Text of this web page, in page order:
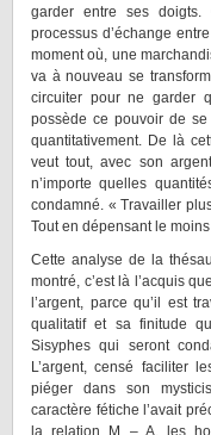
garder entre ses
processus d’échange
moment où, une
va à nouveau se
circuiter pour ne garder
possède ce pouvoir de
quantitativement. De là
veut tout, avec son
n’importe quelles
condamné. « Travailler
Tout en dépensant le
Cette analyse de la
montré, c’est là l’acquis
l’argent, parce qu’il est
qualitatif et sa finitude
Sisyphes qui seront
L’argent, censé faciliter
piéger dans son
caractère fétiche l’avait
la relation M – A, les